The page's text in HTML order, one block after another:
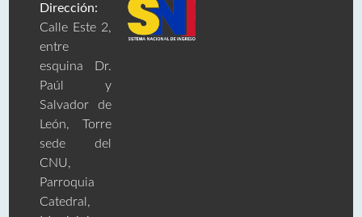
Dirección:
Calle Este 2,
entre
esquina Dr.
Paúl y
Salvador de
León, Torre
sede del
CNU,
Parroquia
Catedral,